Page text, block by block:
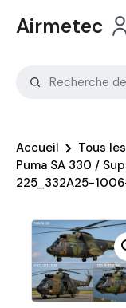
Airmetec
Accueil Tous
Puma SA 330 /
225_332A25-